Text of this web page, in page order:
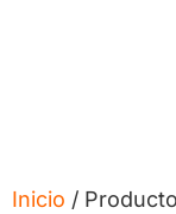
Inicio /